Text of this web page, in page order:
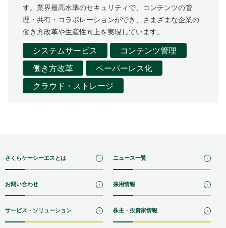
す。業界最高水準のセキュリティで、コンテンツの管
理・共有・コラボレーションができ、さまざまな企業の
働き方改革や生産性向上を実現しています。
システムサービス
コンテンツ管理
働き方改革
ペーパーレス化
クラウド・ストレージ
さくらケーシーエスとは ニュース一覧
お問い合わせ 採用情報
サービス・ソリューション 株主・投資家情報